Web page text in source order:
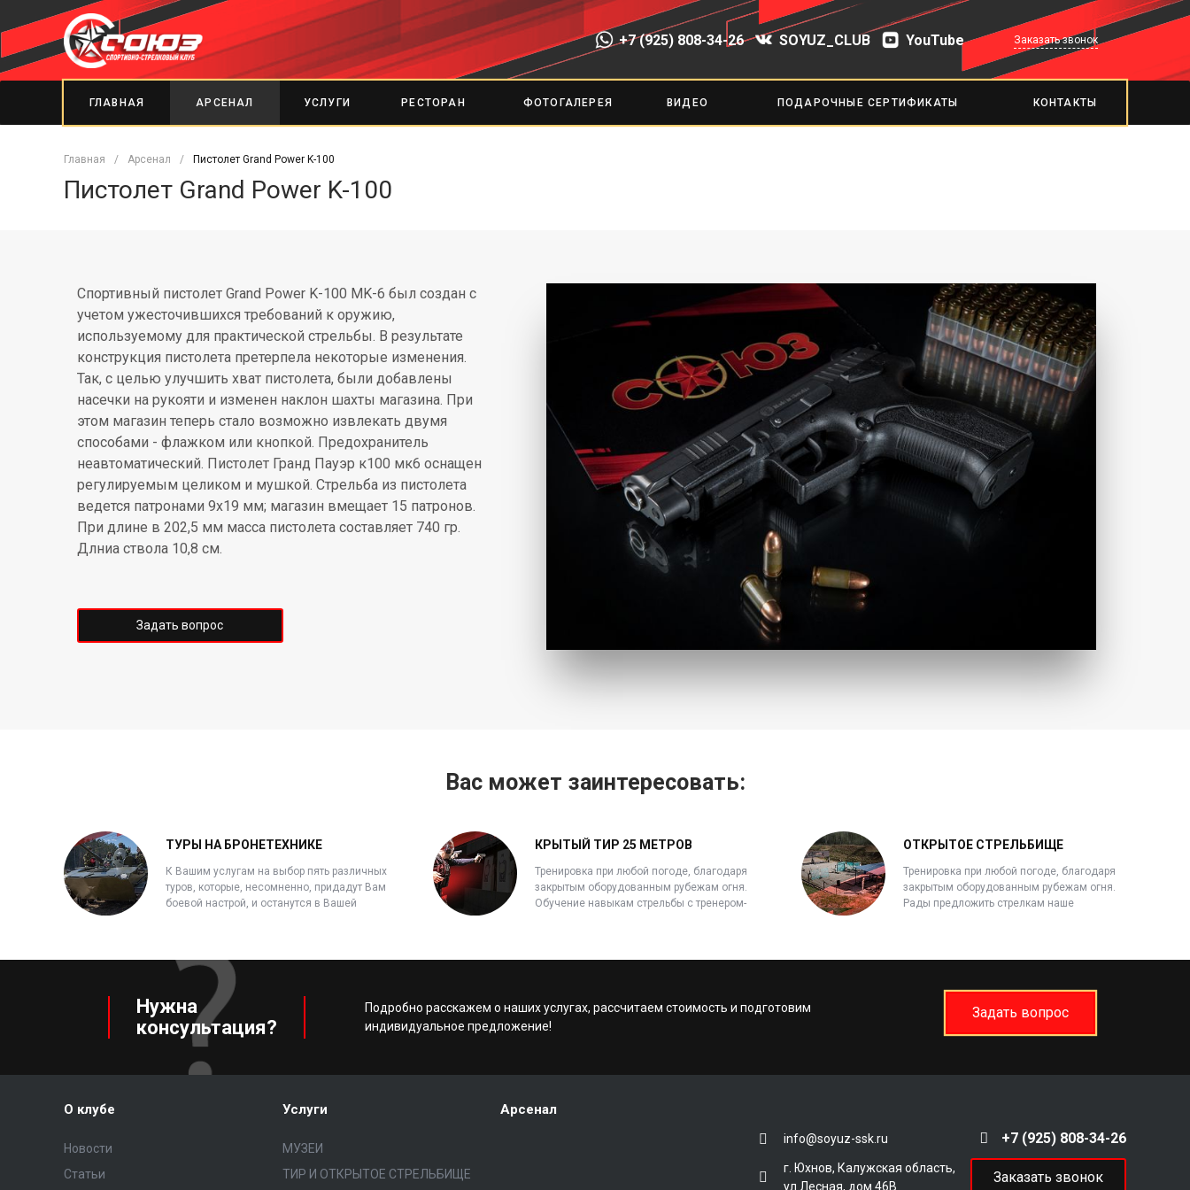
+7 (925) 808-34-26 SOYUZ_CLUB YouTube Заказать звонок
ГЛАВНАЯ АРСЕНАЛ УСЛУГИ РЕСТОРАН ФОТОГАЛЕРЕЯ ВИДЕО ПОДАРОЧНЫЕ СЕРТИФИКАТЫ КОНТАКТЫ
Главная / Арсенал / Пистолет Grand Power K-100
Пистолет Grand Power K-100
Спортивный пистолет Grand Power K-100 MK-6 был создан с
учетом ужесточившихся требований к оружию,
используемому для практической стрельбы. В результате
конструкция пистолета претерпела некоторые изменения.
Так, с целью улучшить хват пистолета, были добавлены
насечки на рукояти и изменен наклон шахты магазина. При
этом магазин теперь стало возможно извлекать двумя
способами - флажком или кнопкой. Предохранитель
неавтоматический. Пистолет Гранд Пауэр к100 мк6 оснащен
регулируемым целиком и мушкой. Стрельба из пистолета
ведется патронами 9х19 мм; магазин вмещает 15 патронов.
При длине в 202,5 мм масса пистолета составляет 740 гр.
Длниа ствола 10,8 см.
Задать вопрос
Вас может заинтересовать:
ТУРЫ НА БРОНЕТЕХНИКЕ
К Вашим услугам на выбор пять различных
туров, которые, несомненно, придадут Вам
боевой настрой, и останутся в Вашей
КРЫТЫЙ ТИР 25 МЕТРОВ
Тренировка при любой погоде, благодаря
закрытым оборудованным рубежам огня.
Обучение навыкам стрельбы с тренером-
ОТКРЫТОЕ СТРЕЛЬБИЩЕ
Тренировка при любой погоде, благодаря
закрытым оборудованным рубежам огня.
Рады предложить стрелкам наше
Нужна
консультация?
Подробно расскажем о наших услугах, рассчитаем стоимость и подготовим
индивидуальное предложение!
Задать вопрос
О клубе
Новости
Статьи
Услуги
МУЗЕИ
ТИР И ОТКРЫТОЕ СТРЕЛЬБИЩЕ
Арсенал
info@soyuz-ssk.ru +7 (925) 808-34-26
г. Юхнов, Калужская область,
ул.Лесная, дом 46В
Заказать звонок